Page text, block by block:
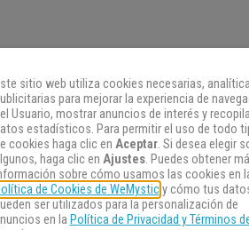
sitio web utiliza cookies necesarias,
para mejorar la experiencia de
Usuario, mostrar anuncios de interés y
estadísticos. Para permitir el uso de todo
cookies haga clic en Aceptar. Si desea elegir
haga clic en Ajustes. Puedes obtener
sobre cómo usamos las cookies en
de Cookies de WeMysticy cómo tus
ser utilizados para la personalización de
en la Política de Privacidad y Términos